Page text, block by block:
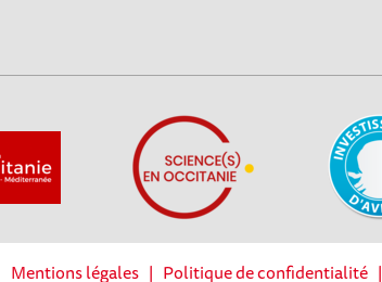
Mentions légales| Politique de confidentialité|